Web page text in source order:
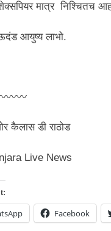
मात्र निश्चितच
आयुष्य लाभो.
〰〰
कैलास डी राठोड
Live News
Facebook